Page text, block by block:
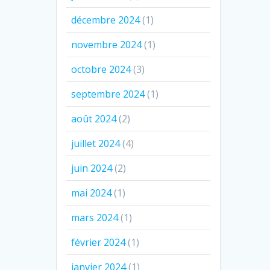
décembre 2024(1)
novembre 2024(1)
octobre 2024(3)
septembre 2024(1)
août 2024(2)
juillet 2024(4)
juin 2024(2)
mai 2024(1)
mars 2024(1)
février 2024(1)
janvier 2024(1)